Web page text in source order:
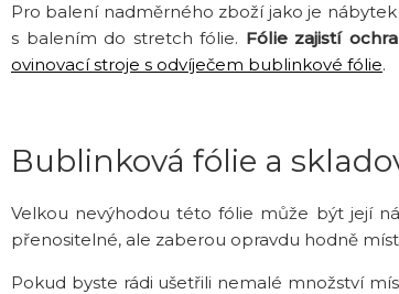
Pro balení nadměrného zboží jako je
s balením do stretch fólie. Fólie zajistí
ovinovací stroje s odvíječem bublinkové fólie.
Bublinková fólie a
Velkou nevýhodou této fólie může být její
přenositelné, ale zaberou opravdu hodně
Pokud byste rádi ušetřili nemalé množství